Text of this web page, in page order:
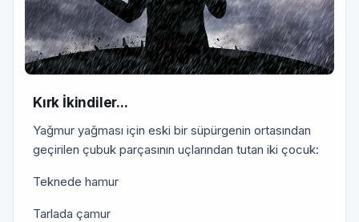
Kırk İkindiler...
Yağmur yağması için eski bir süpürgenin ortasından
geçirilen çubuk parçasının uçlarından tutan iki çocuk:
Teknede hamur
Tarlada çamur